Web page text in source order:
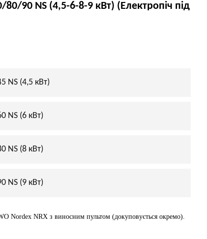
90 NS (4,5-6-8-9 кВт) (Електропіч під
NS (4,5 кВт)
NS (6 кВт)
NS (8 кВт)
NS (9 кВт)
Nordex NRX з виносним пультом (докуповується окремо).